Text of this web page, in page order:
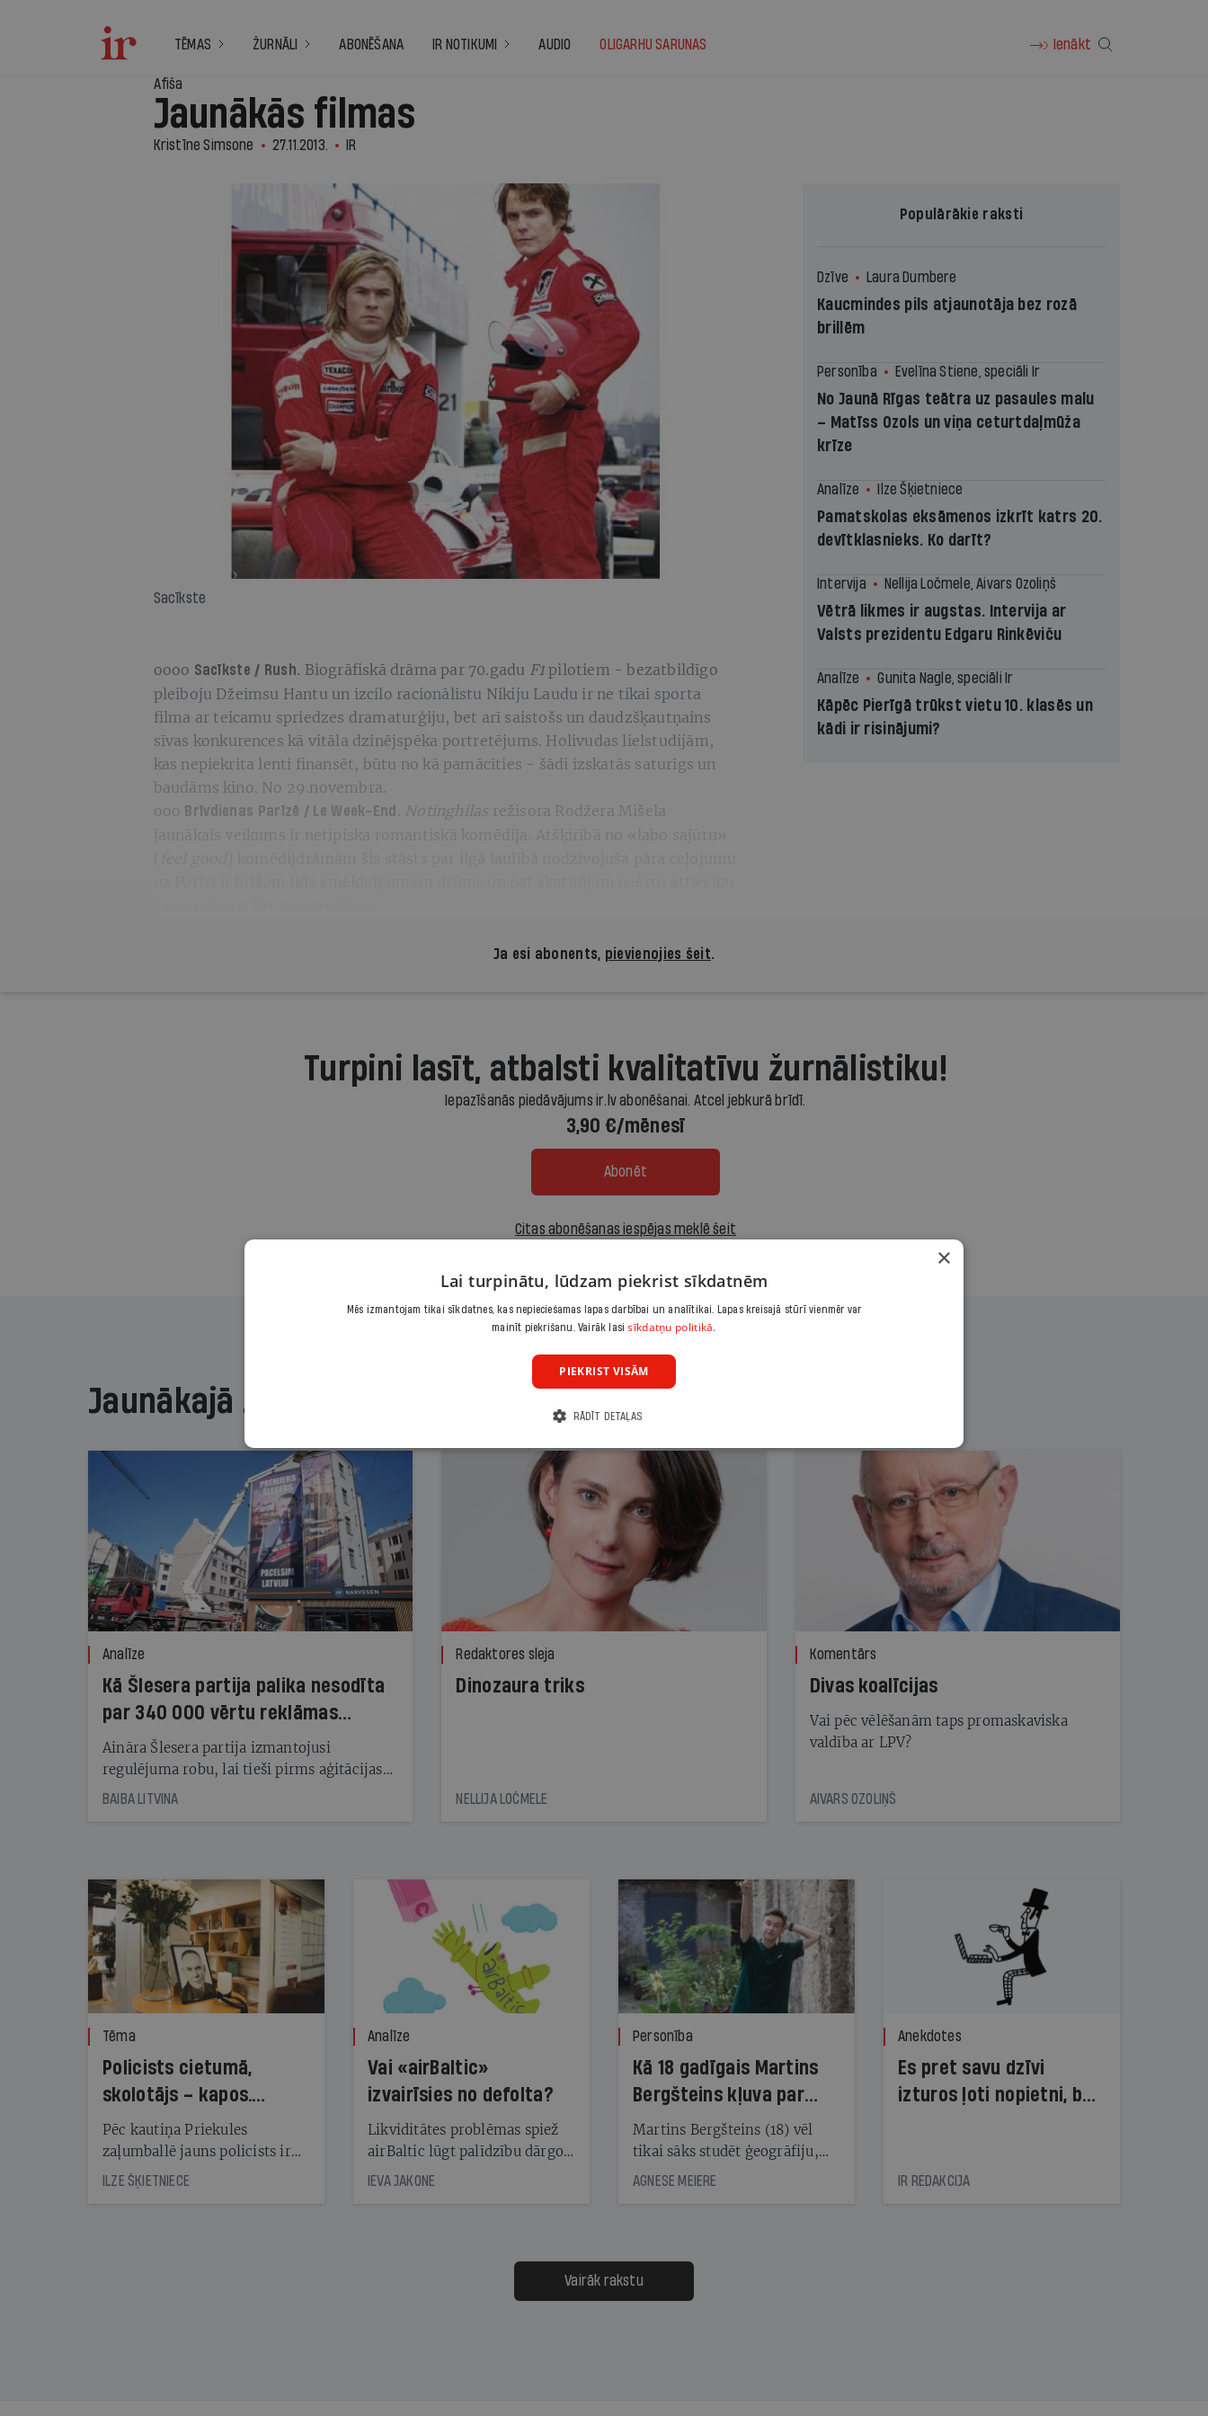
TĒMAS ŽURNĀLI ABONĒŠANA IR NOTIKUMI AUDIO OLIGARHU SARUNAS Ienākt
Afiša
Jaunākās filmas
Kristīne Simsone 27.11.2013. IR
Sacīkste
oooo Sacīkste / Rush. Biogrāfiskā drāma par 70.gadu F1 pilotiem - bezatbildīgo
pleiboju Džeimsu Hantu un izcilo racionālistu Nikiju Laudu ir ne tikai sporta
filma ar teicamu spriedzes dramaturģiju, bet arī saistošs un daudzšķautņains
sīvas konkurences kā vitāla dzinējspēka portretējums. Holivudas lielstudijām,
kas nepiekrita lenti finansēt, būtu no kā pamācīties - šādi izskatās saturīgs un
baudāms kino. No 29.novembra.
ooo Brīvdienas Parīzē / Le Week-End. Notinghilas režisora Rodžera Mišela
jaunākais veikums ir netipiska romantiskā komēdija. Atšķirībā no «labo sajūtu»
Populārākie raksti
Dzīve Laura Dumbere
Kaucmindes pils atjaunotāja bez rozā
brillēm
Personība Evelīna Stiene, speciāli Ir
No Jaunā Rīgas teātra uz pasaules malu
– Matīss Ozols un viņa ceturtdaļmūža
krīze
Analīze Ilze Šķietniece
Pamatskolas eksāmenos izkrīt katrs 20.
devītklasnieks. Ko darīt?
Intervija Nellija Ločmele, Aivars Ozoliņš
Vētrā likmes ir augstas. Intervija ar
Valsts prezidentu Edgaru Rinkēviču
Analīze Gunita Nagle, speciāli Ir
Kāpēc Pierīgā trūkst vietu 10. klasēs un
kādi ir risinājumi?
Ja esi abonents, pievienojies šeit.
Turpini lasīt, atbalsti kvalitatīvu žurnālistiku!
Iepazīšanās piedāvājums ir.lv abonēšanai. Atcel jebkurā brīdī.
3,90 €/mēnesī
Abonēt
Citas abonēšanas iespējas meklē šeit
Jaunākajā žurnālā
Analīze
Kā Šlesera partija palika nesodīta
par 340 000 vērtu reklāmas
kampaņu
Aināra Šlesera partija izmantojusi
regulējuma robu, lai tieši pirms aģitācijas
starta izreklamētos par summu, kas
BAIBA LITVINA
Redaktores sleja
Dinozaura triks
NELLIJA LOČMELE
Komentārs
Divas koalīcijas
Vai pēc vēlēšanām taps promaskaviska
valdība ar LPV?
AIVARS OZOLIŅŠ
Tēma
Policists cietumā,
skolotājs – kapos.
Reibuma cena Priekulē
Pēc kautiņa Priekules
zaļumballē jauns policists ir
nonācis cietumā, bet
cienījams pedagogs — kapos.
ILZE ŠĶIETNIECE
Analīze
Vai «airBaltic»
izvairīsies no defolta?
Likviditātes problēmas spiež
airBaltic lūgt palīdzību dārgo
obligāciju turētājiem, taču
samaksāt augstos procentus,
kas jāpārskaita jau trīs dienas
pirms nākamās sapulces
IEVA JAKONE
Personība
Kā 18 gadīgais Martins
Bergšteins kļuva par
laika ziņu seju?
Martins Bergšteins (18) vēl
tikai sāks studēt ģeogrāfiju,
bet viņa sacītajam jau uzticas
uzcītīga darba, mammas
atbalsts un drosme turpināt
meteovērojumus arī tad, kad
AGNESE MEIERE
Anekdotes
Es pret savu dzīvi
izturos ļoti nopietni, bet
IR REDAKCIJA
Vairāk rakstu
×
Lai turpinātu, lūdzam piekrist sīkdatnēm
Mēs izmantojam tikai sīkdatnes, kas nepieciešamas lapas darbībai un analītikai. Lapas kreisajā stūrī vienmēr var
mainīt piekrišanu. Vairāk lasisīkdatņu politikā.
PIEKRIST VISĀM
RĀDĪT DETAĻAS